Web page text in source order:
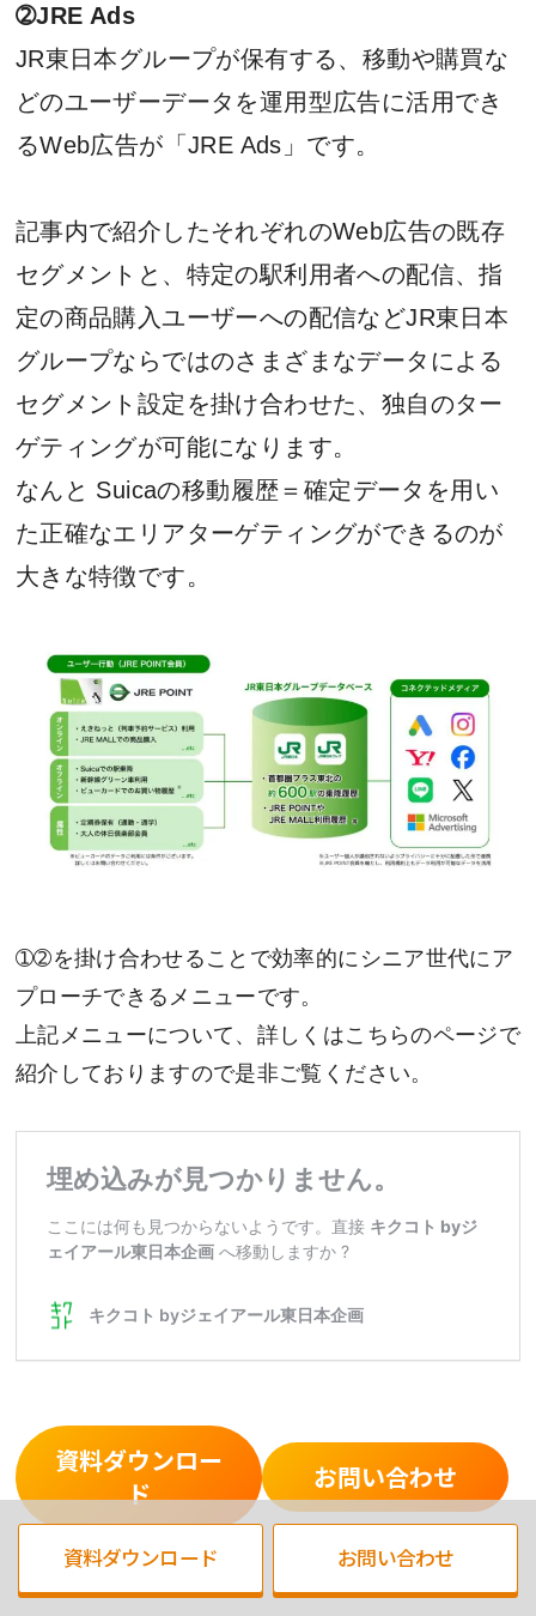
➁JRE Ads
JR東日本グループが保有する、移動や購買な
どのユーザーデータを運用型広告に活用でき
るWeb広告が「JRE Ads」です。
記事内で紹介したそれぞれのWeb広告の既存
セグメントと、特定の駅利用者への配信、指
定の商品購入ユーザーへの配信などJR東日本
グループならではのさまざまなデータによる
セグメント設定を掛け合わせた、独自のター
ゲティングが可能になります。
なんと Suicaの移動履歴＝確定データを用い
た正確なエリアターゲティングができるのが
大きな特徴です。
➀➁を掛け合わせることで効率的にシニア世代にア
プローチできるメニューです。
上記メニューについて、詳しくはこちらのページで
紹介しておりますので是非ご覧ください。
資料ダウンロー
ド
お問い合わせ
資料ダウンロード お問い合わせ